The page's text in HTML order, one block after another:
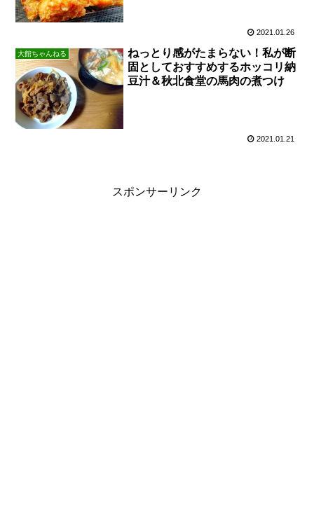
2021.01.26
大館ちゃんねる
ねっとり感がたまらない！私が断
固としておすすめするホッコリ納
豆汁＆秋北食堂の馬肉の煮つけ
2021.01.21
スポンサーリンク